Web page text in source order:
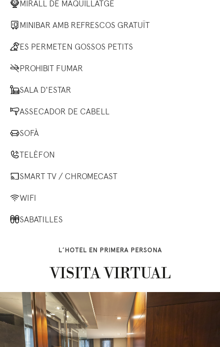
MIRALL DE MAQUILLATGE
MINIBAR AMB REFRESCOS GRATUÏT
ES PERMETEN GOSSOS PETITS
PROHIBIT FUMAR
SALA D'ESTAR
ASSECADOR DE CABELL
SOFÀ
TELÈFON
SMART TV / CHROMECAST
WIFI
SABATILLES
L’HOTEL EN PRIMERA PERSONA
VISITA VIRTUAL